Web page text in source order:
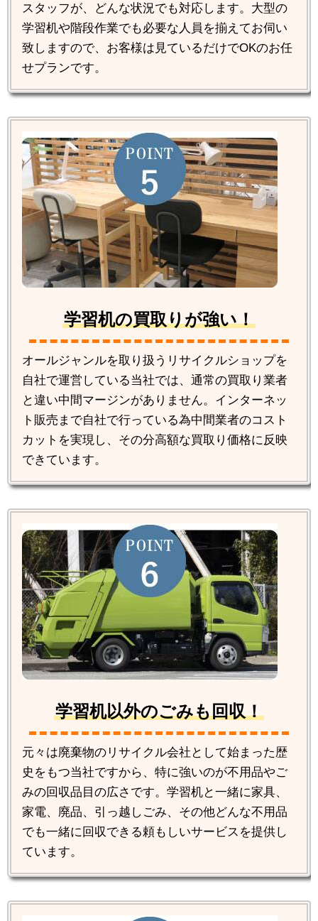
スタッフが、どんな状況でも対応します。大型の
学習机や階段作業でも必要な人員を揃えてお伺い
致しますので、お客様は見ているだけでOKのお任
せプランです。
学習机の買取りが強い！
オールジャンルを取り扱うリサイクルショップを
自社で運営している当社では、通常の買取り業者
と違い中間マージンがありません。インターネッ
ト販売まで自社で行っている為中間業者のコスト
カットを実現し、その分高額な買取り価格に反映
できています。
学習机以外のごみも回収！
元々は廃棄物のリサイクル会社として始まった歴
史をもつ当社ですから、特に強いのが不用品やご
みの回収品目の広さです。学習机と一緒に家具、
家電、廃品、引っ越しごみ、その他どんな不用品
でも一緒に回収できる頼もしいサービスを提供し
ています。